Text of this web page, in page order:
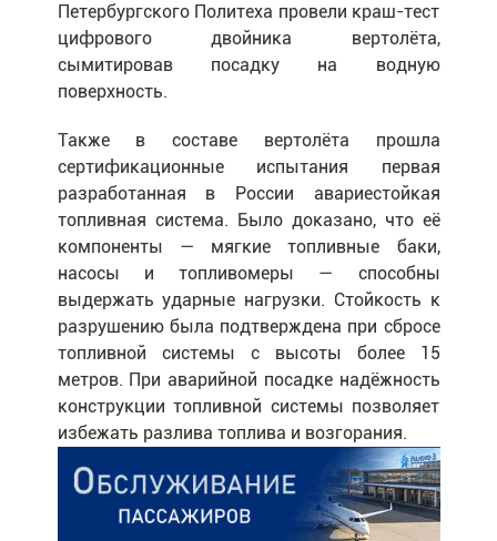
Петербургского Политеха провели краш-тест
цифрового двойника вертолёта,
сымитировав посадку на водную
поверхность.
Также в составе вертолёта прошла
сертификационные испытания первая
разработанная в России авариестойкая
топливная система. Было доказано, что её
компоненты — мягкие топливные баки,
насосы и топливомеры — способны
выдержать ударные нагрузки. Стойкость к
разрушению была подтверждена при сбросе
топливной системы с высоты более 15
метров. При аварийной посадке надёжность
конструкции топливной системы позволяет
избежать разлива топлива и возгорания.